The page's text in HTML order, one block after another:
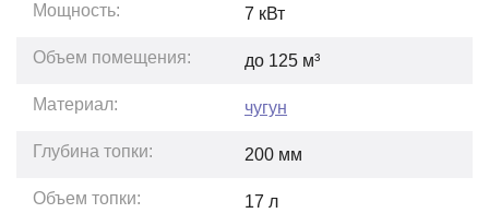
Мощность: 7 кВт
Объем помещения: до 125 м³
Материал: чугун
Глубина топки: 200 мм
Объем топки: 17 л